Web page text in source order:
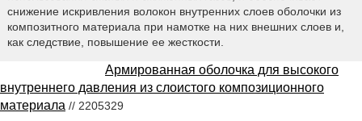
снижение искривления волокон внутренних слоев оболочки из
композитного материала при намотке на них внешних слоев и,
как следствие, повышение ее жесткости.
Армированная оболочка для высокого
внутреннего давления из слоистого композиционного
материала // 2205329